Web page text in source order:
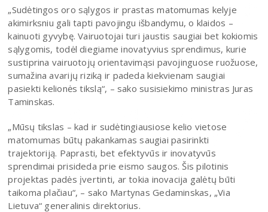
„Sudėtingos oro sąlygos ir prastas matomumas kelyje
akimirksniu gali tapti pavojingu išbandymu, o klaidos –
kainuoti gyvybę. Vairuotojai turi jaustis saugiai bet kokiomis
sąlygomis, todėl diegiame inovatyvius sprendimus, kurie
sustiprina vairuotojų orientavimąsi pavojinguose ruožuose,
sumažina avarijų riziką ir padeda kiekvienam saugiai
pasiekti kelionės tikslą“, – sako susisiekimo ministras Juras
Taminskas.
„Mūsų tikslas – kad ir sudėtingiausiose kelio vietose
matomumas būtų pakankamas saugiai pasirinkti
trajektoriją. Paprasti, bet efektyvūs ir inovatyvūs
sprendimai prisideda prie eismo saugos. Šis pilotinis
projektas padės įvertinti, ar tokia inovacija galėtų būti
taikoma plačiau“, – sako Martynas Gedaminskas, „Via
Lietuva“ generalinis direktorius.